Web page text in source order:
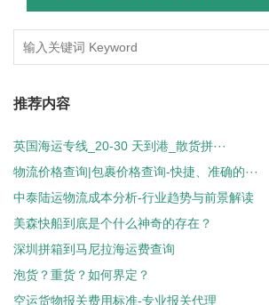
推荐内容
英国海运专线_20-30 天到港_散货拼···
物流价格查询|包裹价格查询-快捷、准确的···
中泰陆运物流成本分析-行业趋势与前景解读
美森快船到底是个什么神奇的存在？
深圳拼箱到马尼拉海运费查询
泡货？重货？如何界定？
空运货物报关费用标准-专业报关代理